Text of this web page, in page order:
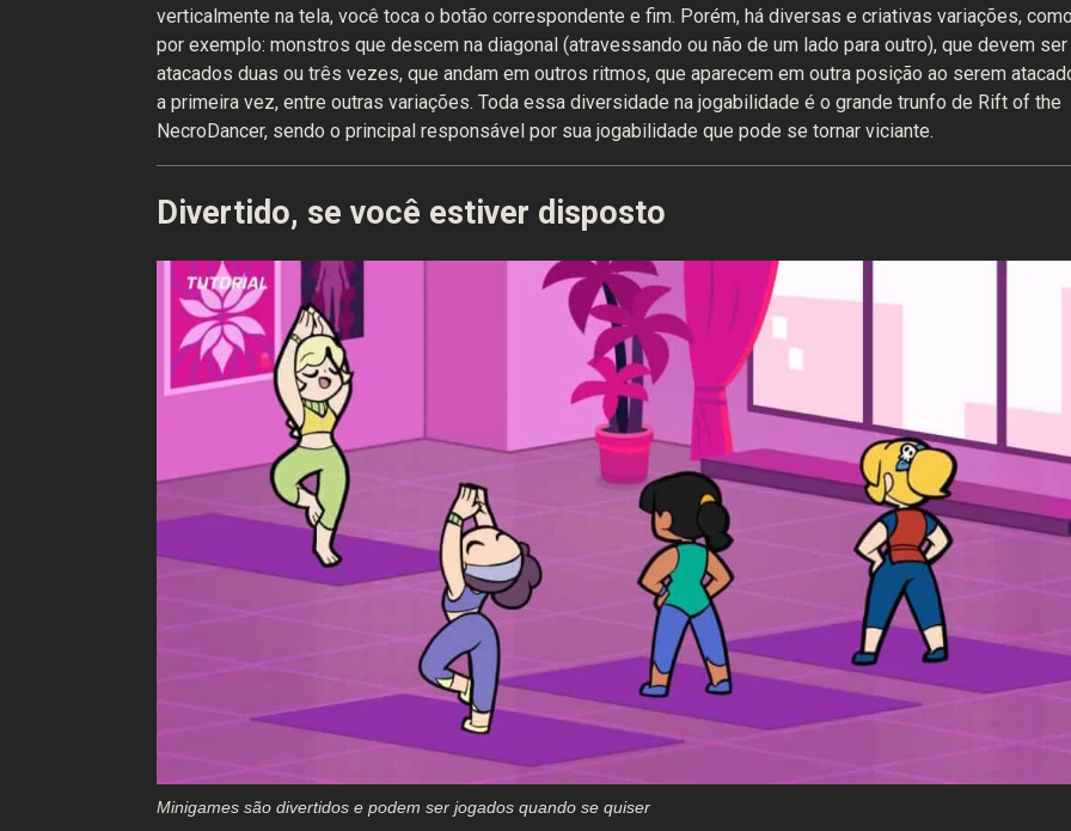
verticalmente na tela, você toca o botão correspondente e fim. Porém, há diversas e criativas variações,
por exemplo: monstros que descem na diagonal (atravessando ou não de um lado para outro), que devem ser
atacados duas ou três vezes, que andam em outros ritmos, que aparecem em outra posição ao serem
a primeira vez, entre outras variações. Toda essa diversidade na jogabilidade é o grande trunfo de Rift of the
NecroDancer, sendo o principal responsável por sua jogabilidade que pode se tornar viciante.
Divertido, se você estiver disposto
Minigames são divertidos e podem ser jogados quando se quiser